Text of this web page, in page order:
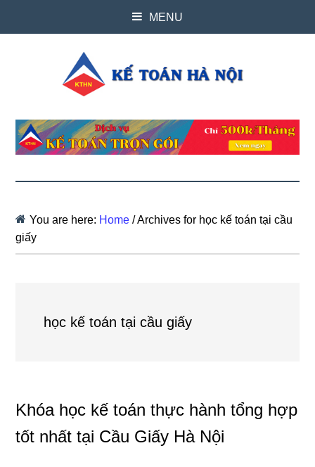
MENU
You are here: Home /Archives for học kế toán tại cầu
giấy
học kế toán tại cầu giấy
Khóa học kế toán thực hành tổng hợp
tốt nhất tại Cầu Giấy Hà Nội